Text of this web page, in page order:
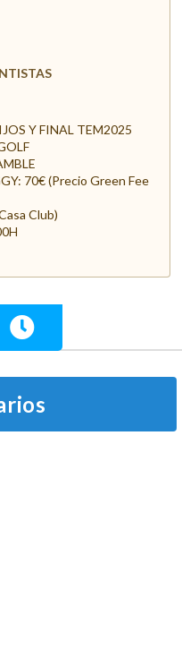
Y FINAL TEM2025
70€ (Precio Green Fee
Club)